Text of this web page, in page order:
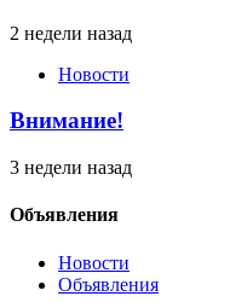
2 недели назад
Новости
Внимание!
3 недели назад
Объявления
Новости
Объявления